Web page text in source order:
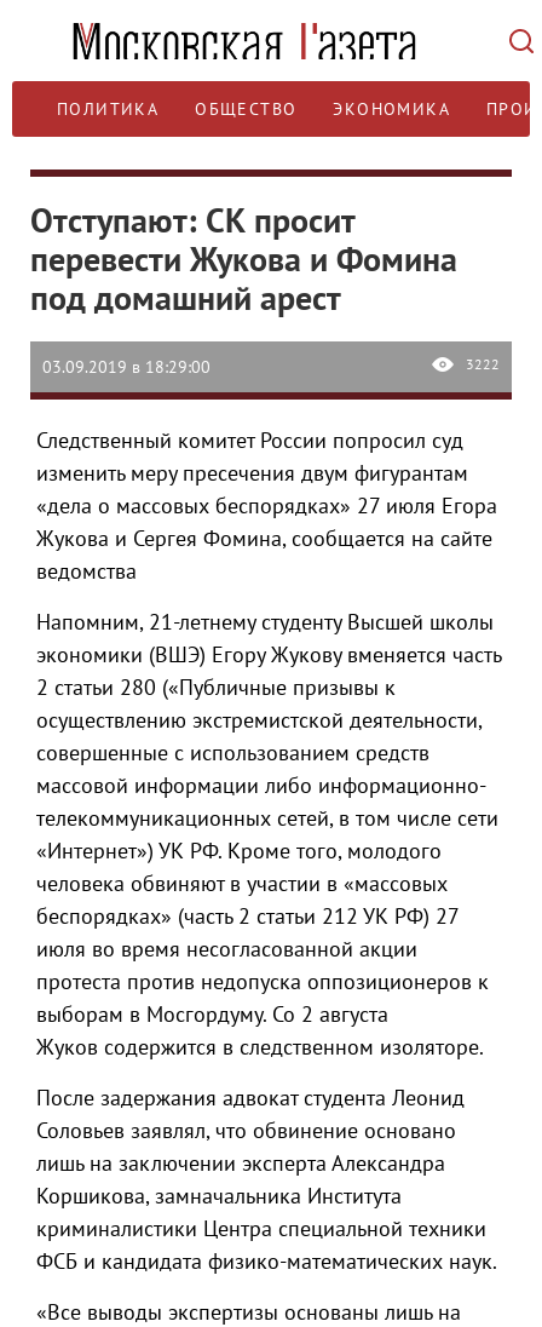
ПОЛИТИКА ОБЩЕСТВО ЭКОНОМИКА
Отступают: СК просит
перевести Жукова и Фомина
под домашний арест
03.09.2019 в 18:29:00 3222
Следственный комитет России попросил суд
изменить меру пресечения двум фигурантам
«дела о массовых беспорядках» 27 июля Егора
Жукова и Сергея Фомина, сообщается на сайте
ведомства
Напомним, 21-летнему студенту Высшей школы
экономики (ВШЭ) Егору Жукову вменяется часть
2 статьи 280 («Публичные призывы к
осуществлению экстремистской деятельности,
совершенные с использованием средств
массовой информации либо информационно-
телекоммуникационных сетей, в том числе сети
«Интернет») УК РФ. Кроме того, молодого
человека обвиняют в участии в «массовых
беспорядках» (часть 2 статьи 212 УК РФ) 27
июля во время несогласованной акции
протеста против недопуска оппозиционеров к
выборам в Мосгордуму. Со 2 августа
Жуков содержится в следственном изоляторе.
После задержания адвокат студента Леонид
Соловьев заявлял, что обвинение основано
лишь на заключении эксперта Александра
Коршикова, замначальника Института
криминалистики Центра специальной техники
ФСБ и кандидата физико-математических наук.
«Все выводы экспертизы основаны лишь на